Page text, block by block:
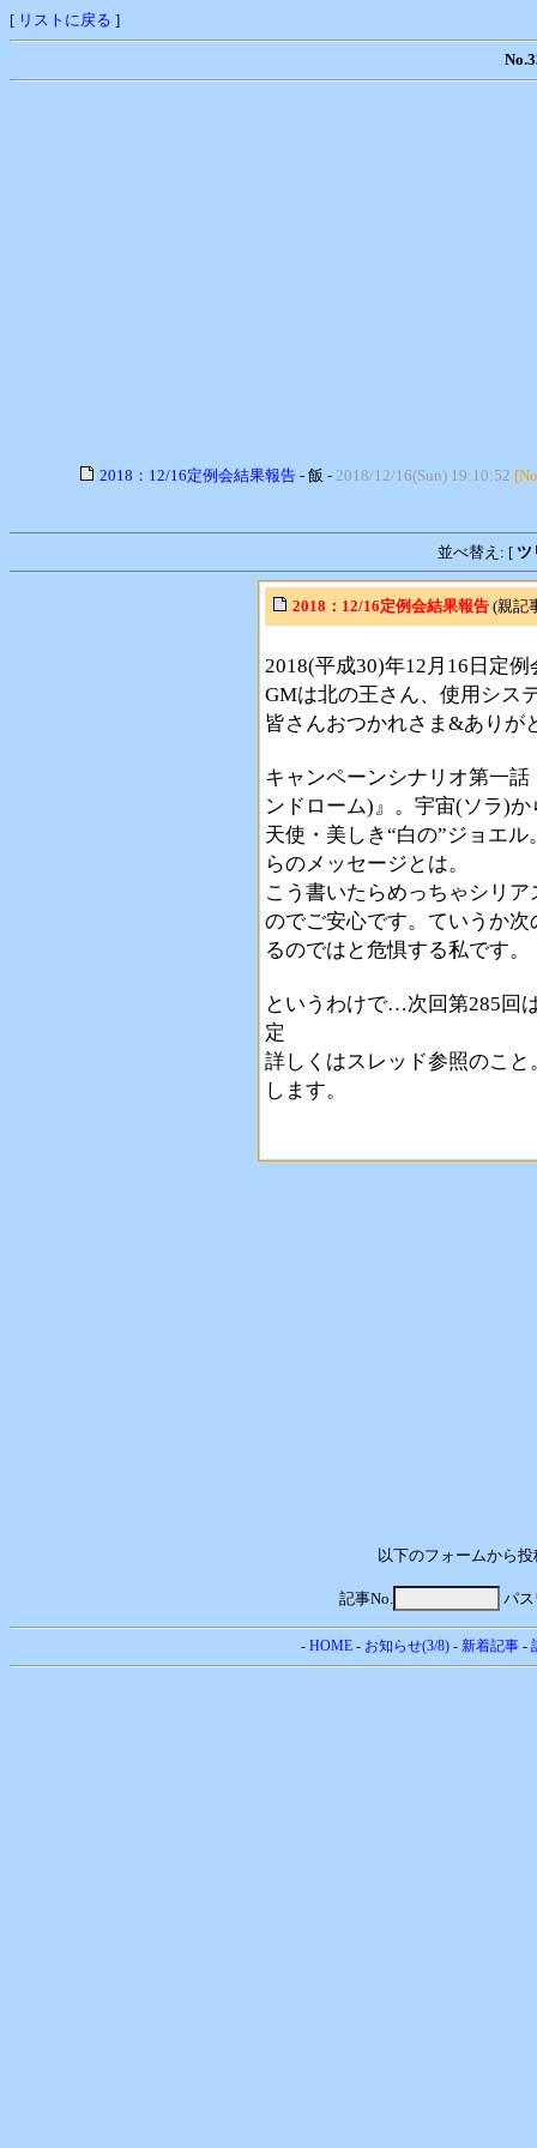
[ リストに戻る ]
2018：12/16定例会結果報告 - 飯 - 2018/12/16(Sun) 19:10:52
並べ替え: [ ツ
2018：12/16定例会結果報告 (親記
2018(平成30)年12月16日定
GMは北の王さん、使用シス
皆さんおつかれさま&ありが
キャンペーンシナリオ第一
ンドローム)』。宇宙(ソラ)
天使・美しき“白の”ジョエ
らのメッセージとは。
こう書いたらめっちゃシリ
のでご安心です。ていうか
るのではと危惧する私です。
というわけで…次回第285回
定
詳しくはスレッド参照のこ
します。
以下のフォームから
記事No. パ
- HOME- お知らせ(3/8)- 新着記事-